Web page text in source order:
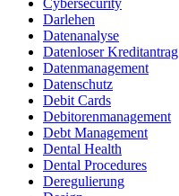
Cybersecurity
Darlehen
Datenanalyse
Datenloser Kreditantrag
Datenmanagement
Datenschutz
Debit Cards
Debitorenmanagement
Debt Management
Dental Health
Dental Procedures
Deregulierung